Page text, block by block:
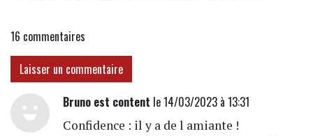
16 commentaires
Laisser un commentaire
Bruno est content le 14/03/2023 à 13:31
Confidence : il y a de l amiante !